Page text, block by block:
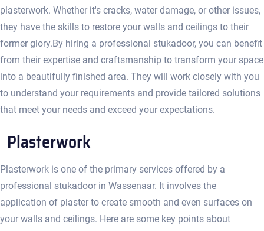
plasterwork.​ Whether it's cracks, water damage, or other issues,
they have the skills to restore your walls and ceilings to their
former glory.​ By hiring a professional stukadoor, you can benefit
from their expertise and craftsmanship to transform your space
into a beautifully finished area.​ They will work closely with you
to understand your requirements and provide tailored solutions
that meet your needs and exceed your expectations.​
Plasterwork
Plasterwork is one of the primary services offered by a
professional stukadoor in Wassenaar.​ It involves the
application of plaster to create smooth and even surfaces on
your walls and ceilings.​ Here are some key points about